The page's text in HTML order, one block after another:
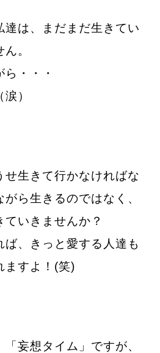
達は、まだまだ生きてい
。
・・・
）
せ生きて行かなければな
がら生きるのではなく、
いきませんか？
、きっと愛する人達も
すよ！ (笑)
妄想タイム」ですが、